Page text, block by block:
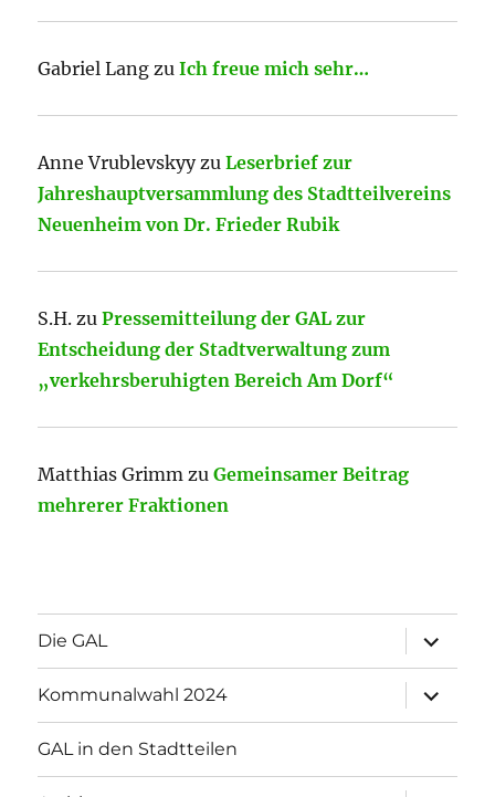
Gabriel Lang zuIch freue mich sehr…
Anne VrublevskyyzuLeserbrief zur
Jahreshauptversammlung des Stadtteilvereins
Neuenheim von Dr. Frieder Rubik
S.H. zuPressemitteilung der GAL zur
Entscheidung der Stadtverwaltung zum
„verkehrsberuhigten Bereich Am Dorf“
Matthias Grimm zuGemeinsamer Beitrag
mehrerer Fraktionen
Die GAL
öffnen
Kommunalwahl 2024
öffnen
GAL in den Stadtteilen